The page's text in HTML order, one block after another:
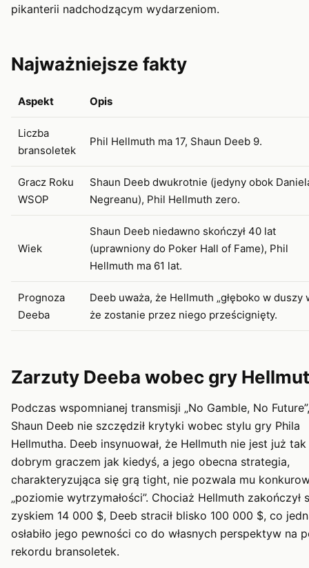
pikanterii nadchodzącym wydarzeniom.
Najważniejsze fakty
Aspekt Opis
Liczba
bransoletek
Phil Hellmuth ma 17, Shaun Deeb 9.
Gracz Roku
WSOP
Shaun Deeb dwukrotnie (jedyny obok
Negreanu), Phil Hellmuth zero.
Wiek
Shaun Deeb niedawno skończył 40 lat
(uprawniony do Poker Hall of Fame), Phil
Hellmuth ma 61 lat.
Prognoza
Deeba
Deeb uważa, że Hellmuth „głęboko w duszy
że zostanie przez niego prześcignięty.
Zarzuty Deeba wobec gry
Podczas wspomnianej transmisji „No Gamble, No Future”,
Shaun Deeb nie szczędził krytyki wobec stylu gry Phila
Hellmutha. Deeb insynuował, że Hellmuth nie jest już tak
dobrym graczem jak kiedyś, a jego obecna strategia,
charakteryzująca się grą tight, nie pozwala mu
„poziomie wytrzymałości”. Chociaż Hellmuth zakończył
zyskiem 14 000 $, Deeb stracił blisko 100 000 $, co
osłabiło jego pewności co do własnych perspektyw na
rekordu bransoletek.